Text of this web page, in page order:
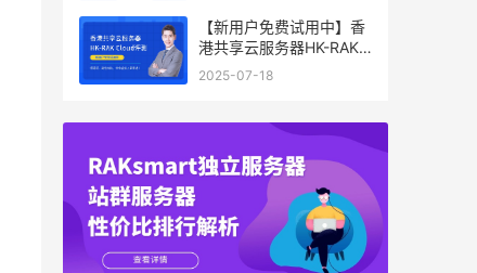
【新用户免费试用中】香
港共享云服务器HK-RAK
Cloud评测：低延迟、高
2025-07-18